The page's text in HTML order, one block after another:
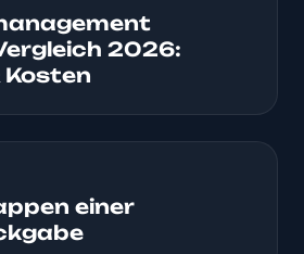
2026:
einer